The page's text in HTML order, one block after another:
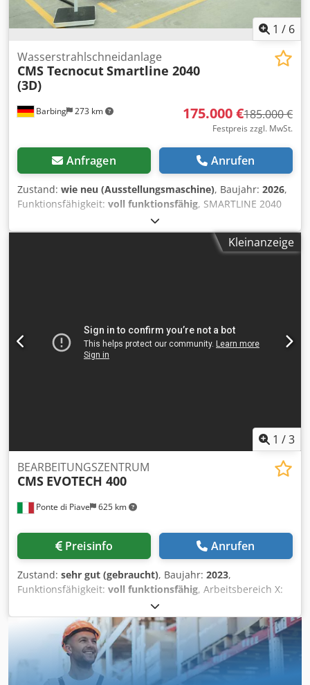
1 / 6
Barbing 273 km
Wasserstrahlschneidanlage
CMS TecnocutSmartline 2040
(3D)
175.000 €185.000 €
Festpreis zzgl. MwSt.
Anfragen Anrufen
Zustand: wie neu (Ausstellungsmaschine), Baujahr: 2026,
Funktionsfähigkeit: voll funktionsfähig, SMARTLINE 2040
Baujahr 2026 - verfügbar ab Mai 2026 Vorführmaschine -
Neuwertig Achsenverfahrung: X-Achse: 4.000 mm Y-Achse:
2.000 mm Z-Achse: 150 mm Cjdpfx Aboxxldcjysha
Stromanschluss: 400 V +/- 5% / 50 Hz Max. Wasserdruck
4.100 bar Wasserdurchlass: max. 2,8 ltr. / min Inkl.
Montage, Schulung und Gewährleistung
Kleinanzeige
1 /3
Ponte di Piave 625 km
BEARBEITUNGSZENTRUM
CMS EVOTECH 400
Preisinfo Anrufen
Zustand: sehr gut (gebraucht), Baujahr: 2023,
Funktionsfähigkeit: voll funktionsfähig, Arbeitsbereich X:
3650 mm Arbeitsbereich Y: 1600 mm Arbeitsbereich Z: 350
mm 5-Achs-Elektrospindel ohne Bohrvorrichtung 5-Achs-
Bearbeitungskopf MAXI Prisma KS mit 11/12 kW (S1/S6)
Luftblasevorrichtung für Werkzeug Kreiswendesystem mit
12 Positionen am Bearbeitungskopf
Kalibrierungshilfesystem für Prisma-Bearbeitungskopf